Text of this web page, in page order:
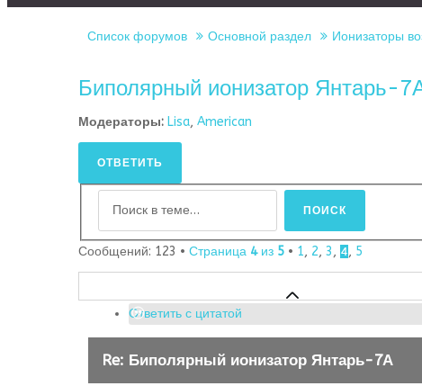
Список форумов Основной раздел Ионизаторы
Биполярный ионизатор Янтарь-
Модераторы: Lisa, American
ОТВЕТИТЬ
Сообщений: 123 • Страница 4из 5 • 1, 2, 3, 4, 5
Ответить с цитатой
Re: Биполярный ионизатор Янтарь-7А